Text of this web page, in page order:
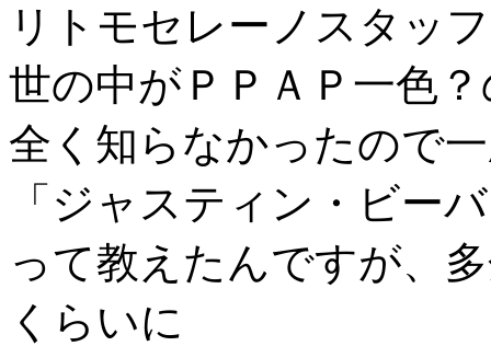
リトモセレーノスタッ
世の中がＰＰＡＰ一色
全く知らなかったので
「ジャスティン・ビー
って教えたんですが、
くらいに